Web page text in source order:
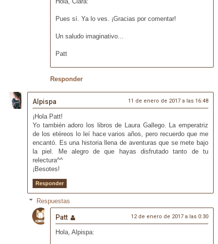
Pues sí. Ya lo ves. ¡Gracias por comentar!
Un saludo imaginativo...
Patt
Responder
Alpispa 11 de enero de 2017 a las 16:48
¡Hola Patt!
Yo también adoro los libros de Laura Gallego. La emperatriz
de los etéreos lo leí hace varios años, pero recuerdo que me
encantó. Es una historia llena de aventuras que se mete bajo
la piel. Me alegro de que hayas disfrutado tanto de tu
relectura^^
¡Besotes!
Responder
Respuestas
Patt 12 de enero de 2017 a las 0:30
Hola, Alpispa: